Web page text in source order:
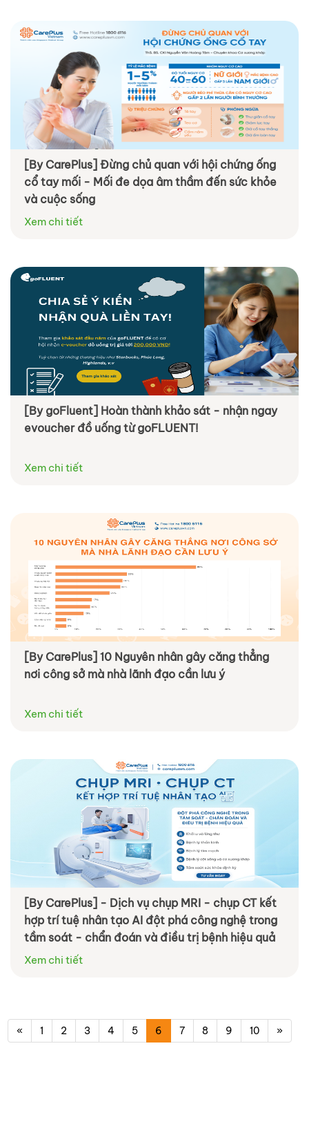
[By CarePlus] Đừng chủ quan với hội chứng ống
cổ tay mối - Mối đe dọa âm thầm đến sức khỏe
và cuộc sống
Xem chi tiết
[By goFluent] Hoàn thành khảo sát - nhận ngay
evoucher đồ uống từ goFLUENT!
Xem chi tiết
[By CarePlus] 10 Nguyên nhân gây căng thẳng
nơi công sở mà nhà lãnh đạo cần lưu ý
Xem chi tiết
[By CarePlus] - Dịch vụ chụp MRI - chụp CT kết
hợp trí tuệ nhân tạo AI đột phá công nghệ trong
tầm soát - chẩn đoán và điều trị bệnh hiệu quả
Xem chi tiết
« 1 2 3 4 5 6 7 8 9 10 »